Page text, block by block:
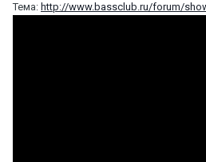
Тема: http://www.bassclub.ru/forum/